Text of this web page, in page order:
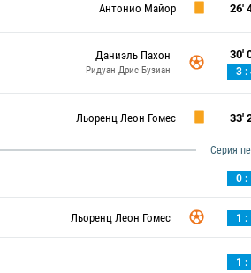
Антонио Майор 26'
Даниэль Пахон
Ридуан Дрис Бузиан
30'
3 :
Льоренц Леон Гомес 33'
Серия
0 :
Льоренц Леон Гомес 1 :
1 :